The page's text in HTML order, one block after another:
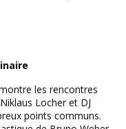
les rencontres
Locher et DJ
points communs.